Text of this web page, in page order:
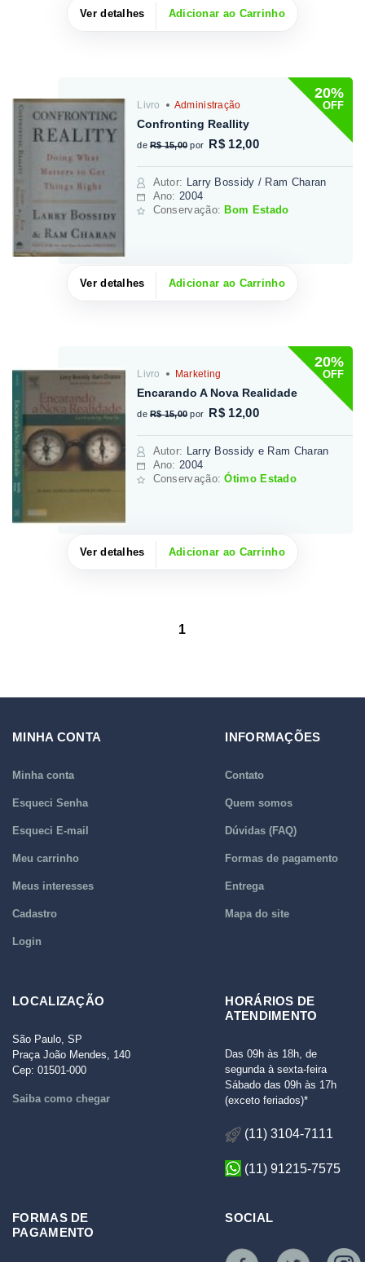
Ver detalhes Adicionar ao Carrinho
20%
OFF
Livro Administração
Confronting Reallity
de R$ 15,00 por R$ 12,00
Autor: Larry Bossidy / Ram Charan
Ano: 2004
Conservação: Bom Estado
Ver detalhes Adicionar ao Carrinho
20%
OFF
Livro Marketing
Encarando A Nova Realidade
de R$ 15,00 por R$ 12,00
Autor: Larry Bossidy e Ram Charan
Ano: 2004
Conservação:Ótimo Estado
Ver detalhes Adicionar ao Carrinho
1
MINHA CONTA
Minha conta
Esqueci Senha
Esqueci E-mail
Meu carrinho
Meus interesses
Cadastro
Login
INFORMAÇÕES
Contato
Quem somos
Dúvidas (FAQ)
Formas de pagamento
Entrega
Mapa do site
LOCALIZAÇÃO
São Paulo, SP
Praça João Mendes, 140
Cep: 01501-000
Saiba como chegar
HORÁRIOS DE
ATENDIMENTO
Das 09h às 18h, de
segunda à sexta-feira
Sábado das 09h às 17h
(exceto feriados)*
(11) 3104-7111
(11) 91215-7575
FORMAS DE
PAGAMENTO
SOCIAL